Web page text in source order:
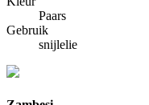
Paars
Gebruik
snijlelie